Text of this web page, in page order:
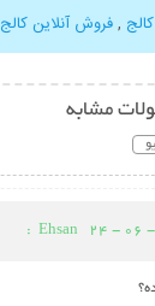
,فروش آنلاین کالج
مشابه
Ehsan 24 - 06
: